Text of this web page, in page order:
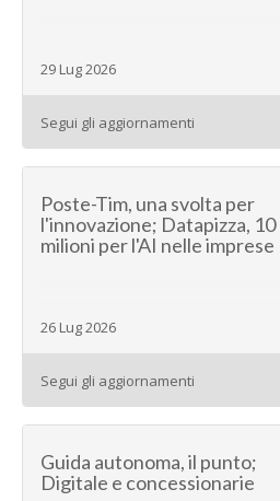
29 Lug 2026
Segui gli aggiornamenti
Poste-Tim, una svolta per
l'innovazione; Datapizza, 10
milioni per l'AI nelle imprese
26 Lug 2026
Segui gli aggiornamenti
Guida autonoma, il punto;
Digitale e concessionarie